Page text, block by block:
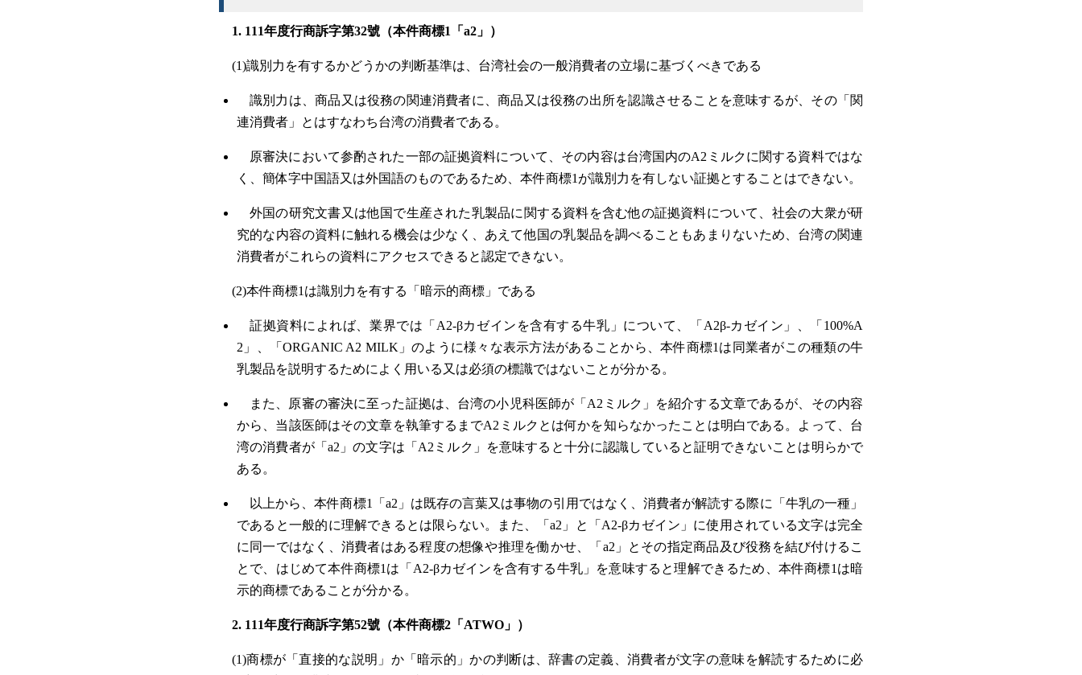
1. 111年度行商訴字第32號（本件商標1「a2」）
(1)識別力を有するかどうかの判断基準は、台湾社会の一般消費者の立場に基づくべきである
識別力は、商品又は役務の関連消費者に、商品又は役務の出所を認識させることを意味するが、その「関
連消費者」とはすなわち台湾の消費者である。
原審決において参酌された一部の証拠資料について、その内容は台湾国内のA2ミルクに関する資料ではな
く、簡体字中国語又は外国語のものであるため、本件商標1が識別力を有しない証拠とすることはできない。
外国の研究文書又は他国で生産された乳製品に関する資料を含む他の証拠資料について、社会の大衆が研
究的な内容の資料に触れる機会は少なく、あえて他国の乳製品を調べることもあまりないため、台湾の関連
消費者がこれらの資料にアクセスできると認定できない。
(2)本件商標1は識別力を有する「暗示的商標」である
証拠資料によれば、業界では「A2-βカゼインを含有する牛乳」について、「A2β-カゼイン」、「100%A
2」、「ORGANIC A2 MILK」のように様々な表示方法があることから、本件商標1は同業者がこの種類の牛
乳製品を説明するためによく用いる又は必須の標識ではないことが分かる。
また、原審の審決に至った証拠は、台湾の小児科医師が「A2ミルク」を紹介する文章であるが、その内容
から、当該医師はその文章を執筆するまでA2ミルクとは何かを知らなかったことは明白である。よって、台
湾の消費者が「a2」の文字は「A2ミルク」を意味すると十分に認識していると証明できないことは明らかで
ある。
以上から、本件商標1「a2」は既存の言葉又は事物の引用ではなく、消費者が解読する際に「牛乳の一種」
であると一般的に理解できるとは限らない。また、「a2」と「A2-βカゼイン」に使用されている文字は完全
に同一ではなく、消費者はある程度の想像や推理を働かせ、「a2」とその指定商品及び役務を結び付けるこ
とで、はじめて本件商標1は「A2-βカゼインを含有する牛乳」を意味すると理解できるため、本件商標1は暗
示的商標であることが分かる。
2. 111年度行商訴字第52號（本件商標2「ATWO」）
(1)商標が「直接的な説明」か「暗示的」かの判断は、辞書の定義、消費者が文字の意味を解読するために必